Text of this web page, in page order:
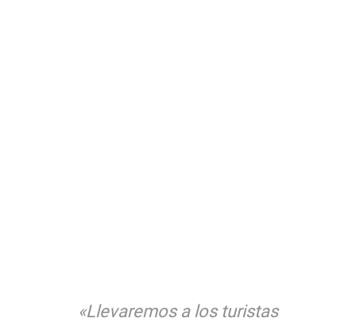
«Llevaremos a los turistas